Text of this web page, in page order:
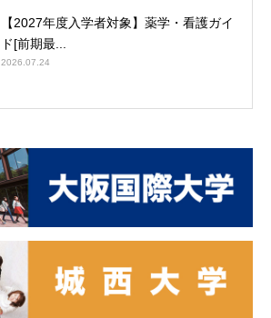
【2027年度入学者対象】薬学・看護ガイ
ド[前期最...
2026.07.24